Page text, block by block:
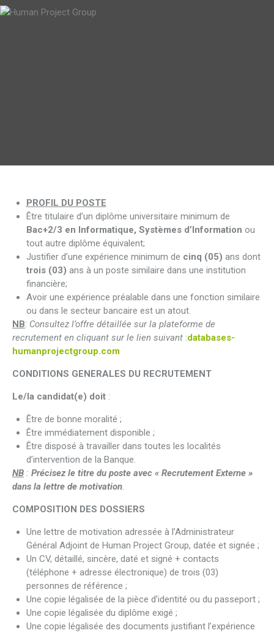
PROFIL DU POSTE
Être titulaire d’un diplôme universitaire minimum de
Bac+2/3 en Informatique, Systèmes d’Information ou
tout autre diplôme équivalent;
Justifier d’une expérience minimum de cinq (05) ans dont
trois (03) ans à un poste similaire dans une institution
financière;
Avoir une expérience préalable dans une fonction similaire
ou dans le secteur bancaire est un atout.
NB: Consultez l’offre détaillée sur la plateforme de
recrutement en cliquant sur le lien suivant :databases-
humanprojectgroup.com
CONDITIONS GENERALES DU RECRUTEMENT
Le/la candidat(e) doit :
Être de bonne moralité ;
Être immédiatement disponible ;
Être disposé à travailler dans toutes les localités
d’intervention de la Banque.
NB : Précisez le titre du poste avec « Recrutement Externe »
dans la lettre de motivation.
COMPOSITION DES DOSSIERS
Une lettre de motivation adressée à l’Administrateur
Général Adjoint de Human Project Group, datée et signée ;
Un CV, détaillé, sincère, daté et signé + contacts
(téléphone + adresse électronique) de trois (03)
personnes de référence ;
Une copie légalisée de la pièce d’identité ou du passeport ;
Une copie légalisée du diplôme exigé ;
Une copie légalisée des documents justifiant l’expérience